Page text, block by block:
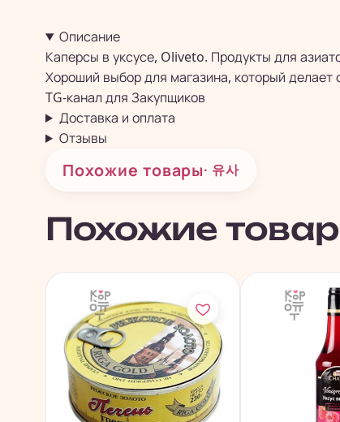
Описание
Каперсы в уксусе, Oliveto. Продукты для
Хороший выбор для магазина, который делает
TG-канал для Закупщиков
Доставка и оплата
Отзывы
Похожие товары· 유사
Похожие